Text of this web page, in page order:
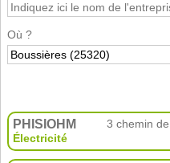
Où ?
PHISIOHM 3 chemin
Électricité